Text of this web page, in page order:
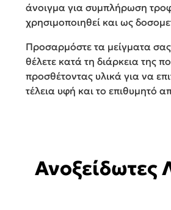
άνοιγμα για συμπλήρωση
χρησιμοποιηθεί και ως
Προσαρμόστε τα μείγματα
θέλετε κατά τη διάρκεια της
προσθέτοντας υλικά για να
τέλεια υφή και το επιθυμητό
Ανοξείδωτες